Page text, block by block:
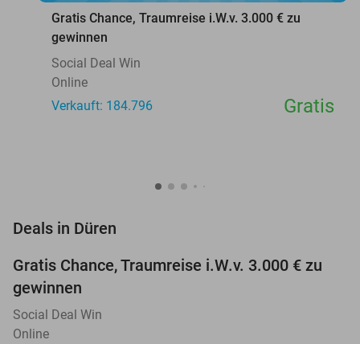
Gratis Chance, Traumreise i.W.v. 3.000 € zu
gewinnen
Social Deal Win
Online
Verkauft: 184.796
Gratis
Deals in Düren
Gratis Chance, Traumreise i.W.v. 3.000 € zu
gewinnen
Social Deal Win
Online